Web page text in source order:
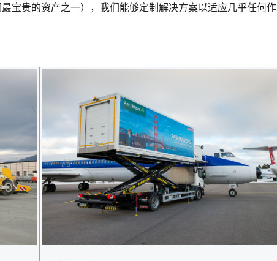
宝贵的资产之一），我们能够定制解决方案以适应几乎任何作